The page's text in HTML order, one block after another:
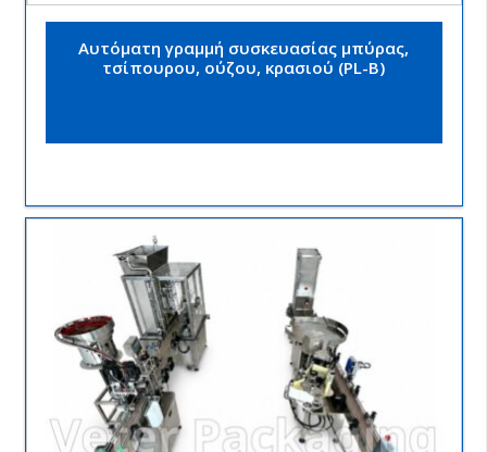
Αυτόματη γραμμή συσκευασίας μπύρας,
τσίπουρου, ούζου, κρασιού (PL-B)